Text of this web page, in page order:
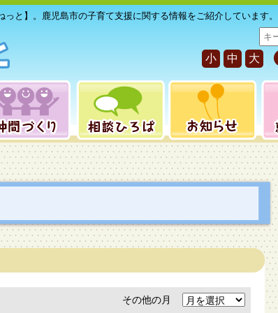
と】。鹿児島市の子育て支援に関する情報をご紹介しています。
サ
イ
ト
内
小 中 大
その他の月